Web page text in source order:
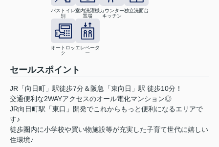
バストイレ
別
室内洗濯機
置場
カウンター
キッチン
独立洗面台
オートロッ
ク
エレベータ
ー
セールスポイント
JR「向日町」駅徒歩7分＆阪急「東向日」駅 徒歩10分！
交通便利な2WAYアクセスのオール電化マンション◎
JR向日町駅「東口」開発でこれからもっと便利になるエリアで
す♪
徒歩圏内に小学校や買い物施設等が充実した子育て世代に嬉しい
住環境♪